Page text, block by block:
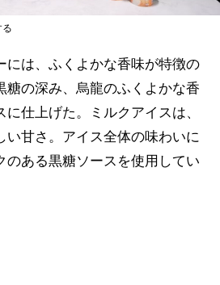
には、ふくよかな香味が特徴の
糖の深み、烏龍のふくよかな香
仕上げた。ミルクアイスは、
い甘さ。アイス全体の味わいに
のある黒糖ソースを使用してい